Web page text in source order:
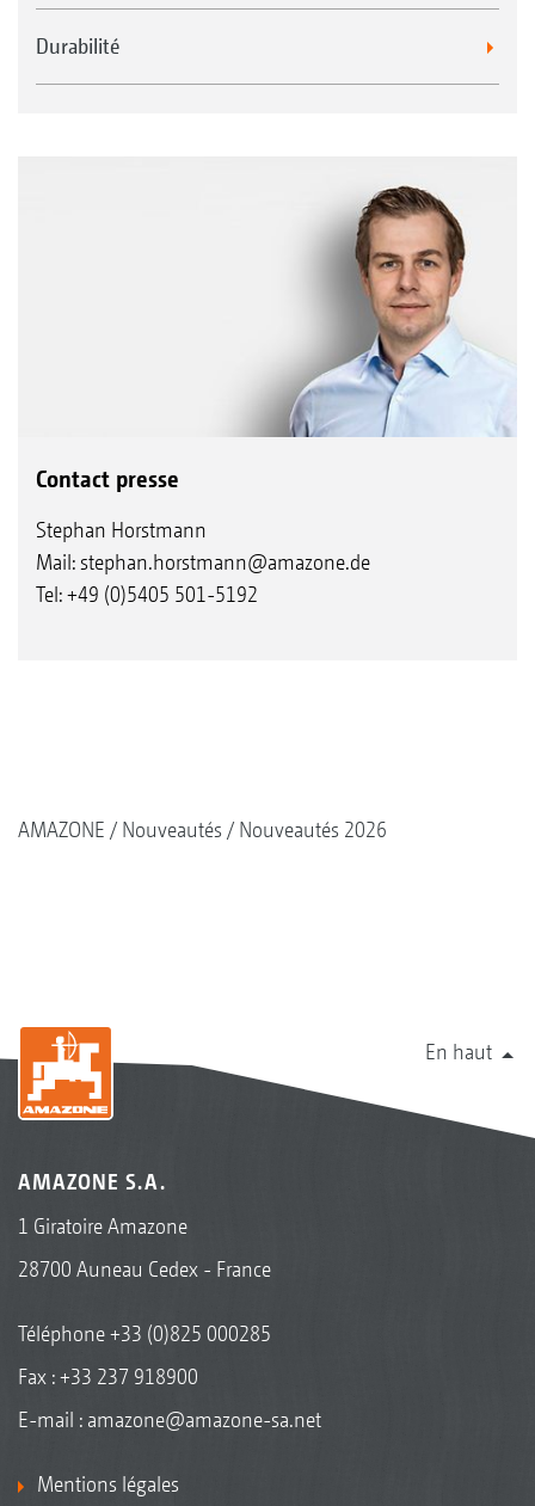
Durabilité
Contact presse
Stephan Horstmann
Mail:stephan.horstmann@amazone.de
Tel: +49 (0)5405 501-5192
AMAZONE Nouveautés Nouveautés 2026
En haut
AMAZONE S.A.
1 Giratoire Amazone
28700 Auneau Cedex - France
Téléphone+33 (0)825 000285
Fax : +33 237 918900
E-mail : amazone@amazone-sa.net
Mentions légales